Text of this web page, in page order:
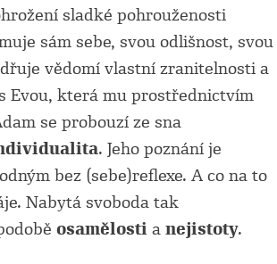
sladké pohrouženosti
sám sebe, svou odlišnost, svou
vědomí vlastní zranitelnosti a
Evou, která mu prostřednictvím
se probouzí ze sna
. Jeho poznání je
bez (sebe)reflexe. A co na to
Nabytá svoboda tak
osamělosti a nejistoty.